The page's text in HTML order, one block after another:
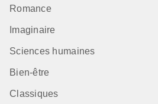
Romance
Imaginaire
Sciences humaines
Bien-être
Classiques